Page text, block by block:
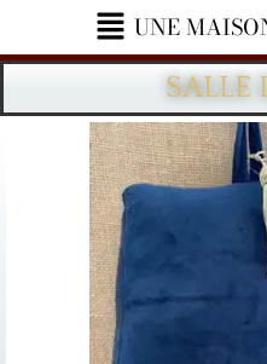
UNE
SALLE